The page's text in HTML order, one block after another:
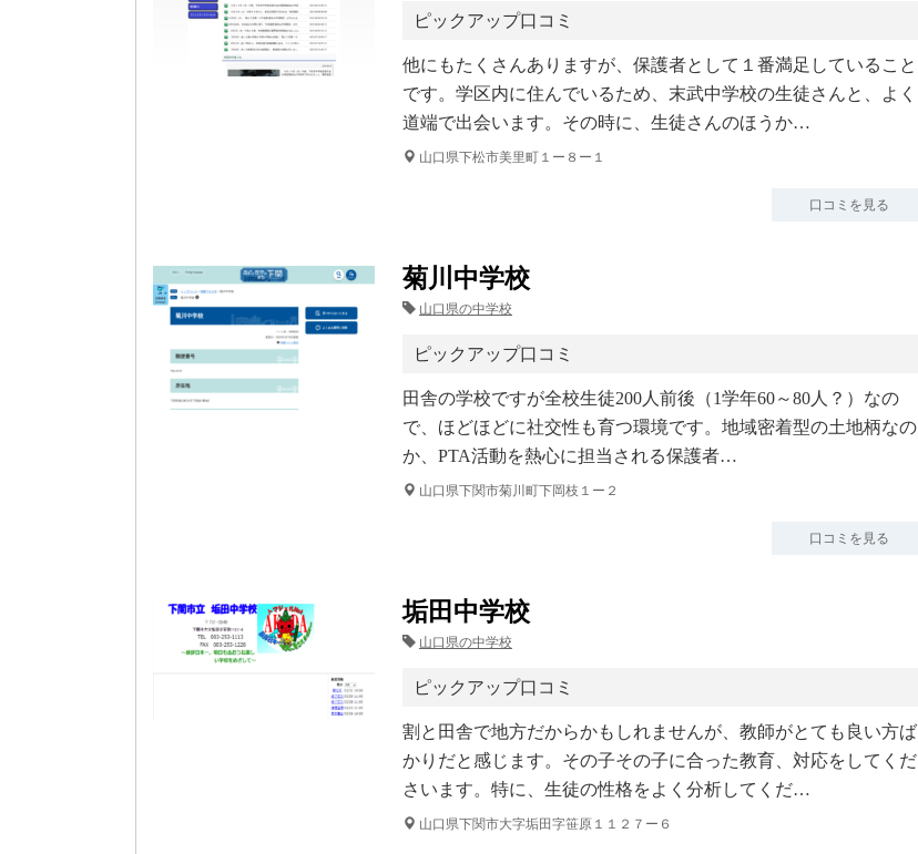
ピックアップ口コミ
他にもたくさんありますが、保護者として１番満足していること
です。学区内に住んでいるため、末武中学校の生徒さんと、よく
道端で出会います。その時に、生徒さんのほうか…
山口県下松市美里町１ー８ー１
口コミを見る
菊川中学校
山口県の中学校
ピックアップ口コミ
田舎の学校ですが全校生徒200人前後（1学年60～80人？）なの
で、ほどほどに社交性も育つ環境です。地域密着型の土地柄なの
か、PTA活動を熱心に担当される保護者…
山口県下関市菊川町下岡枝１ー２
口コミを見る
垢田中学校
山口県の中学校
ピックアップ口コミ
割と田舎で地方だからかもしれませんが、教師がとても良い方ば
かりだと感じます。その子その子に合った教育、対応をしてくだ
さいます。特に、生徒の性格をよく分析してくだ…
山口県下関市大字垢田字笹原１１２７ー６